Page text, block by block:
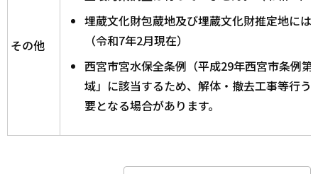
その他
埋蔵文化財包蔵地及び埋蔵文化財推定地には
（令和7年2月現在）
西宮市宮水保全条例（平成29年西宮市条例
域」に該当するため、解体・撤去工事等行う
要となる場合があります。